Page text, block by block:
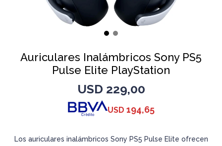
Auriculares Inalámbricos Sony PS5
Pulse Elite PlayStation
USD 229,00
USD 194,65
Los auriculares inalámbricos Sony PS5 Pulse Elite ofrecen